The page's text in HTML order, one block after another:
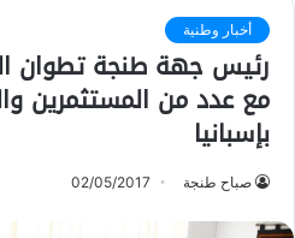
أخبار وطنية
رئيس جهة طنجة تطوان
مع عدد من المستثمرين
بإسبانيا
صباح طنجة 02/05/2017